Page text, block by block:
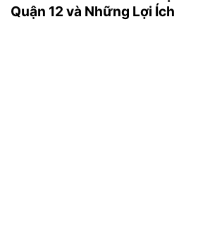
Quận 12 và Những Lợi Ích